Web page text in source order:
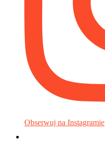
Obserwuj na Instagramie